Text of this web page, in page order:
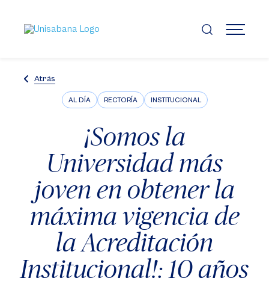
contenido
principal
MENÚ
Atrás
AL DÍA RECTORÍA INSTITUCIONAL
¡Somos la
Universidad más
joven en obtener la
máxima vigencia de
la Acreditación
Institucional!: 10 años